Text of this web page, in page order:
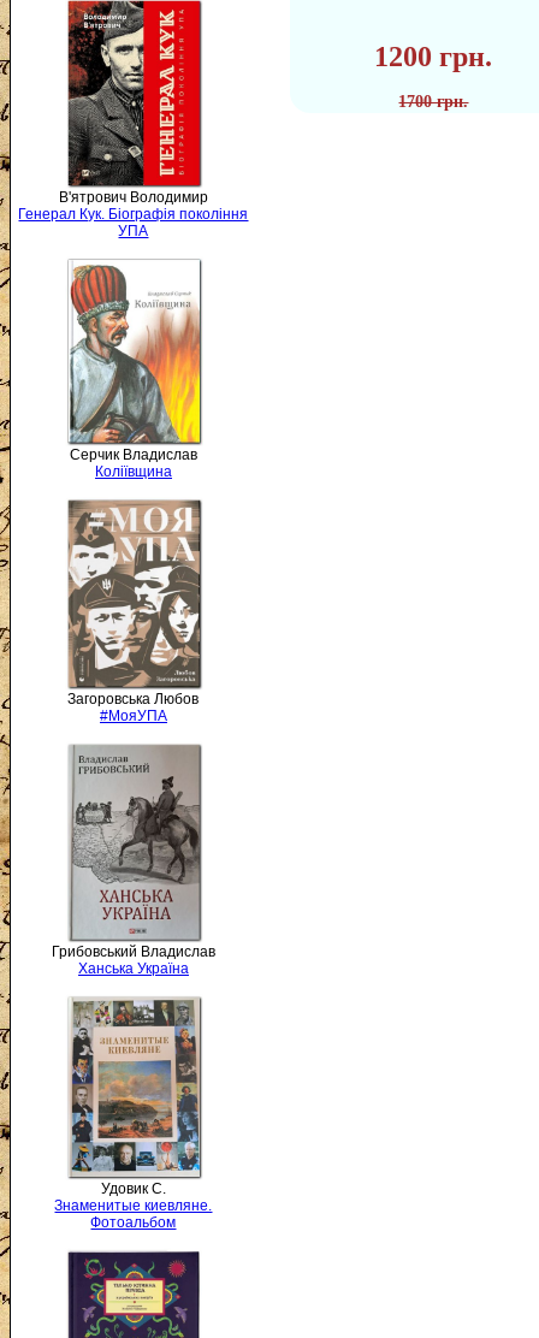
В'ятрович Володимир
Генерал Кук. Біографія покоління
УПА
Серчик Владислав
Коліївщина
Загоровська Любов
#МояУПА
Грибовський Владислав
Ханська Україна
Удовик С.
Знаменитые киевляне.
Фотоальбом
1200 грн.
1700 грн.